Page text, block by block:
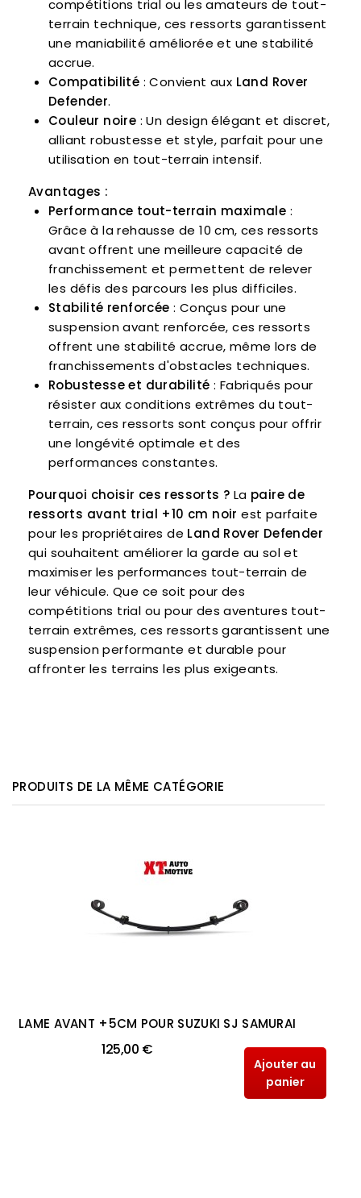
compétitions trial ou les amateurs de tout-
terrain technique, ces ressorts garantissent
une maniabilité améliorée et une stabilité
accrue.
Compatibilité : Convient aux Land Rover
Defender.
Couleur noire : Un design élégant et discret,
alliant robustesse et style, parfait pour une
utilisation en tout-terrain intensif.
Avantages :
Performance tout-terrain maximale :
Grâce à la rehausse de 10 cm, ces ressorts
avant offrent une meilleure capacité de
franchissement et permettent de relever
les défis des parcours les plus difficiles.
Stabilité renforcée : Conçus pour une
suspension avant renforcée, ces ressorts
offrent une stabilité accrue, même lors de
franchissements d'obstacles techniques.
Robustesse et durabilité : Fabriqués pour
résister aux conditions extrêmes du tout-
terrain, ces ressorts sont conçus pour offrir
une longévité optimale et des
performances constantes.
Pourquoi choisir ces ressorts ? La paire de
ressorts avant trial +10 cm noir est parfaite
pour les propriétaires de Land Rover Defender
qui souhaitent améliorer la garde au sol et
maximiser les performances tout-terrain de
leur véhicule. Que ce soit pour des
compétitions trial ou pour des aventures tout-
terrain extrêmes, ces ressorts garantissent une
suspension performante et durable pour
affronter les terrains les plus exigeants.
PRODUITS DE LA MÊME CATÉGORIE
LAME AVANT +5CM POUR SUZUKI SJ SAMURAI
125,00 €
Ajouter au
panier